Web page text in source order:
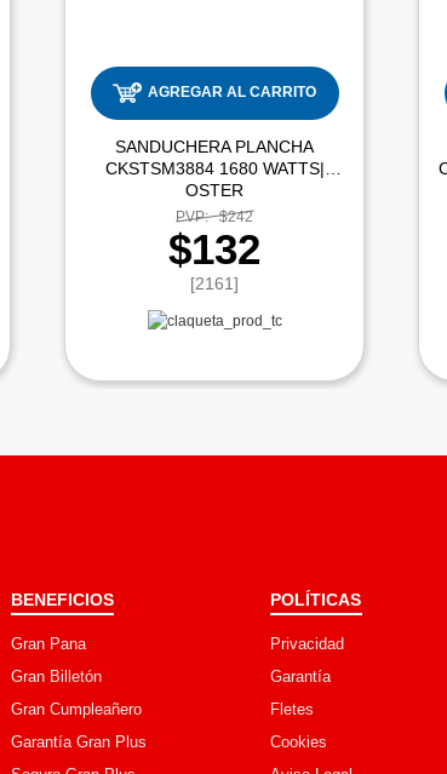
AGREGAR AL CARRITO
SANDUCHERA PLANCHA
CKSTSM3884 1680 WATTS|
OSTER
PVP: $242
$132
[2161]
BENEFICIOS
Gran Pana
Gran Billetón
Gran Cumpleañero
Garantía Gran Plus
POLÍTICAS
Privacidad
Garantía
Fletes
Cookies